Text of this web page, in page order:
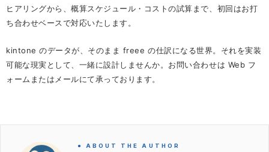
ヒアリングから、概算スケジュール・コストの試算まで、初回はお打
ち合わせベースで対応いたします。
kintone のデータが、そのまま freee の仕訳になる世界。それを実装
可能な現実として、一緒に設計しませんか。お問い合わせは Web フ
ォームまたはメールにて承っております。
● ABOUT THE AUTHOR